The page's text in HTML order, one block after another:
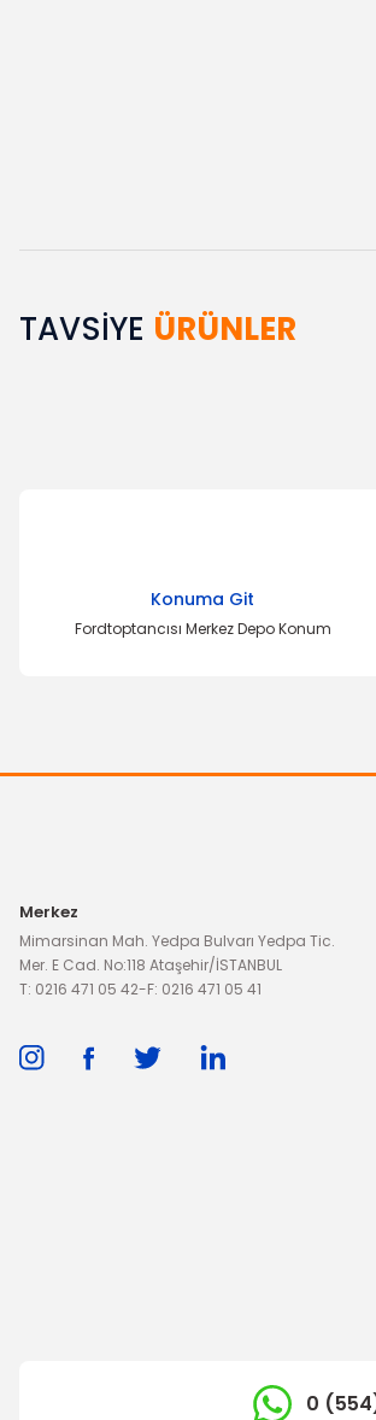
Bu ürünün fiyat bilgisi, resim, ürün
TAVSİYE ÜRÜNLER
Konuma Git
Fordtoptancısı Merkez Depo Konum
Merkez
Mimarsinan Mah. Yedpa Bulvarı Yedpa Tic.
Mer. E Cad. No:118 Ataşehir/İSTANBUL
T: 0216 471 05 42-F: 0216 471 05 41
0